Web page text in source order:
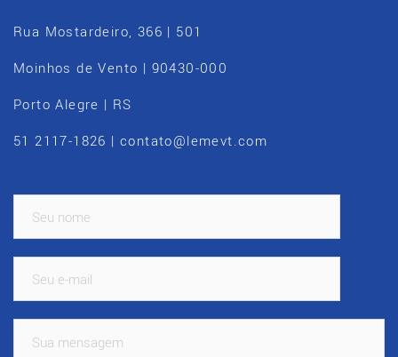
Rua Mostardeiro, 366 | 501
Moinhos de Vento | 90430-000
Porto Alegre | RS
51 2117-1826 | contato@lemevt.com